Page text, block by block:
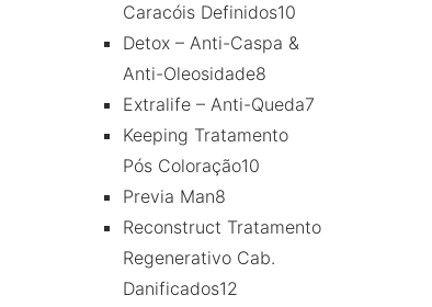
Caracóis Definidos10
Detox – Anti-Caspa &
Anti-Oleosidade8
Extralife – Anti-Queda7
Keeping Tratamento
Pós Coloração10
Previa Man8
Reconstruct Tratamento
Regenerativo Cab.
Danificados12